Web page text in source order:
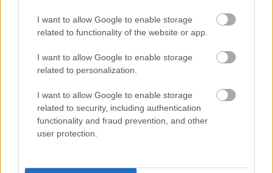
I want to allow Google to enable storage
related to functionality of the website or app.
I want to allow Google to enable storage
related to personalization.
I want to allow Google to enable storage
related to security, including authentication
functionality and fraud prevention, and other
user protection.
auch bei Menschen auftreten, die noch nie in
ihrem Leben eine Zigarette geraucht haben -
welche anderen Ursachen als das Rauchen
kann es also für Lungenkrebs geben, und wie
unterscheidet sich Lungenkrebs, der bei
Nichtrauchern entsteht, von den
Lungenkrebsarten, die bei Rauchern